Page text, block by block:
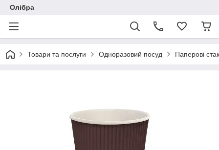
Олібра
Товари та послуги Одноразовий посуд Паперові